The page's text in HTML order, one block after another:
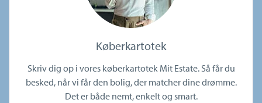
Køberkartotek
Skriv dig op i vores køberkartotek Mit Estate. Så får du
besked, når vi får den bolig, der matcher dine drømme.
Det er både nemt, enkelt og smart.